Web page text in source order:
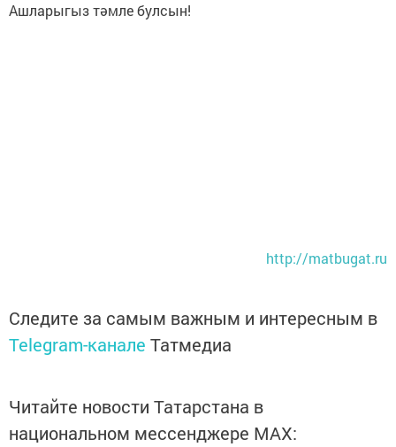
Ашларыгыз тәмле булсын!
http://matbugat.ru
Следите за самым важным и интересным в
Telegram-канале Татмедиа
Читайте новости Татарстана в
национальном мессенджере MАХ: